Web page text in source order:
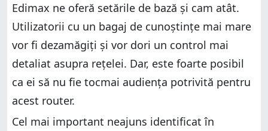
Edimax ne oferă setările de bază și cam atât.
Utilizatorii cu un bagaj de cunoștințe mai mare
vor fi dezamăgiți și vor dori un control mai
detaliat asupra rețelei. Dar, este foarte posibil
ca ei să nu fie tocmai audiența potrivită pentru
acest router.
Cel mai important neajuns identificat în